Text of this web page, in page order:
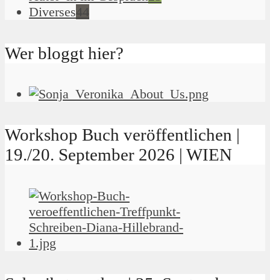
Diverses44
Wer bloggt hier?
Workshop Buch veröffentlichen |
19./20. September 2026 | WIEN